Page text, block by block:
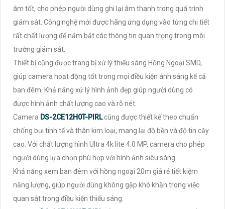
âm tốt, cho phép người dùng ghi lại âm thanh trong quá trình
giám sát. Công nghệ mới được hãng ứng dụng vào từng chi tiết
rất chất lượng để nắm bắt các thông tin quan trọng trong môi
trường giám sát.
Thiết bị cũng được trang bị xử lý thiếu sáng Hồng Ngoại SMD,
giúp camera hoạt động tốt trong mọi điều kiện ánh sáng kể cả
ban đêm. Khả năng xử lý hình ảnh đẹp giúp người dùng có
được hình ảnh chất lượng cao và rõ nét.
Camera DS-2CE12H0T-PIRLcũng được thiết kế theo chuẩn
chống bụi tinh tế và thân kim loại, mang lại độ bền và độ tin cậy
cao. Với chất lượng hình Ultra 4k lite 4.0 MP, camera cho phép
người dùng lựa chọn phù hợp với hình ảnh siêu sáng.
Khả năng xem ban đêm với hồng ngoại 20m giá rẻ tiết kiệm
năng lượng, giúp người dùng không gặp khó khăn trong việc
quan sát trong điều kiện thiếu sáng.